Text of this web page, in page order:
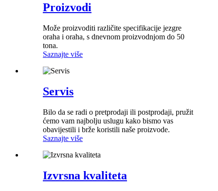
Proizvodi
Može proizvoditi različite specifikacije jezgre
oraha i oraha, s dnevnom proizvodnjom do 50
tona.
Saznajte više
Servis
Bilo da se radi o pretprodaji ili postprodaji, pružit
ćemo vam najbolju uslugu kako bismo vas
obavijestili i brže koristili naše proizvode.
Saznajte više
Izvrsna kvaliteta